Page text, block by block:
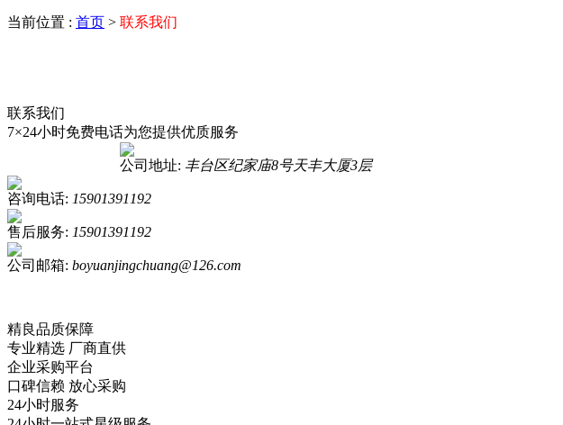
当前位置 : 首页 > 联系我们
联系我们
7×24小时免费电话为您提供优质服务
公司地址: 丰台区纪家庙8号天丰大厦3层
咨询电话: 15901391192
售后服务: 15901391192
公司邮箱: boyuanjingchuang@126.com
精良品质保障
专业精选 厂商直供
企业采购平台
口碑信赖 放心采购
24小时服务